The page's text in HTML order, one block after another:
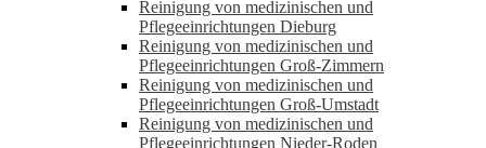
Reinigung von medizinischen und
Pflegeeinrichtungen Dieburg
Reinigung von medizinischen und
Pflegeeinrichtungen Groß-Zimmern
Reinigung von medizinischen und
Pflegeeinrichtungen Groß-Umstadt
Reinigung von medizinischen und
Pflegeeinrichtungen Nieder-Roden